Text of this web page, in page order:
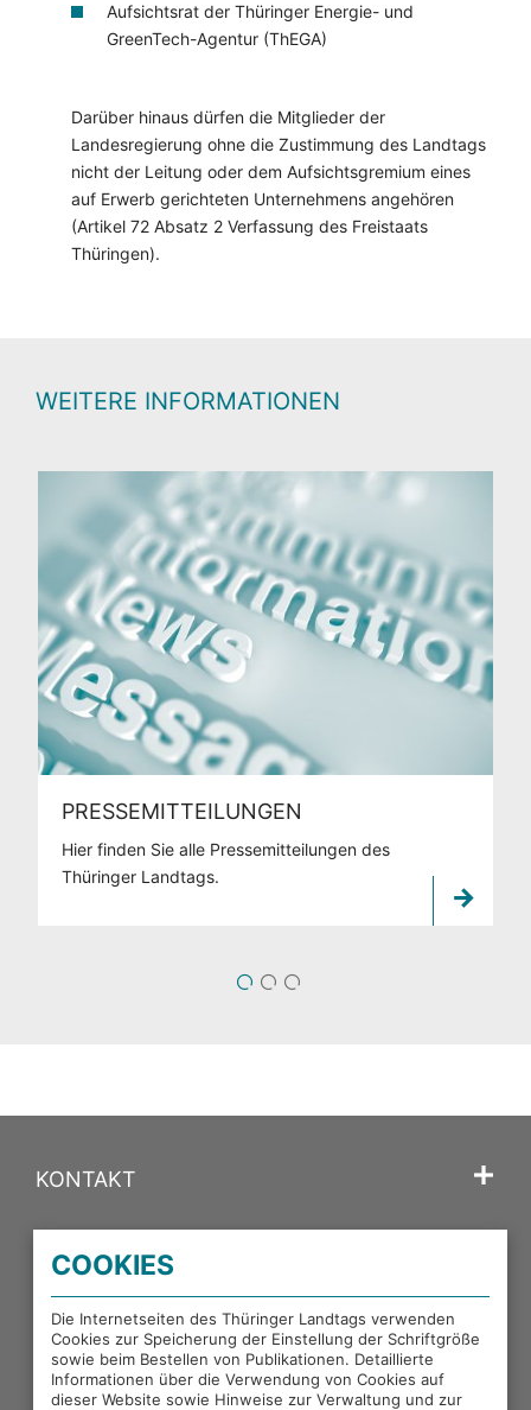
Aufsichtsrat der Thüringer Energie- und
GreenTech-Agentur (ThEGA)
Darüber hinaus dürfen die Mitglieder der
Landesregierung ohne die Zustimmung des Landtags
nicht der Leitung oder dem Aufsichtsgremium eines
auf Erwerb gerichteten Unternehmens angehören
(Artikel 72 Absatz 2 Verfassung des Freistaats
Thüringen).
WEITERE INFORMATIONEN
PRESSEMITTEILUNGEN
Hier finden Sie alle Pressemitteilungen des
Thüringer Landtags.
1 2
KONTAKT
PORTALE DES THÜRINGER LANDTAGS
EXTERNE LINKS
COOKIES
Die Internetseiten des Thüringer Landtags verwenden
Cookies zur Speicherung der Einstellung der Schriftgröße
sowie beim Bestellen von Publikationen. Detaillierte
Informationen über die Verwendung von Cookies auf
dieser Website sowie Hinweise zur Verwaltung und zur